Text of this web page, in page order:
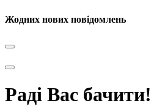
Жодних нових повідомлень
Раді Вас бачити!